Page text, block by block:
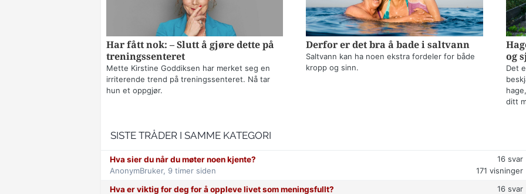
Har fått nok: – Slutt å gjøre dette på
treningssenteret
Mette Kirstine Goddiksen har merket seg en
irriterende trend på treningssenteret. Nå tar
hun et oppgjør.
Derfor er det bra å bade i saltvann
Saltvann kan ha noen ekstra fordeler for både
kropp og sinn.
og
Det
ditt
SISTE TRÅDER I SAMME KATEGORI
Hva sier du når du møter noen kjente?
AnonymBruker, 9 timer siden
16 svar
171 visninger
Hva er viktig for deg for å oppleve livet som meningsfullt? 16 svar